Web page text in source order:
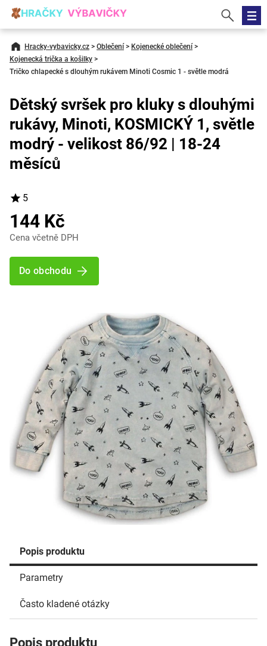
Hracky-vybavicky.cz > Oblečení > Kojenecké oblečení >
Kojenecká trička a košilky >
Tričko chlapecké s dlouhým rukávem Minoti Cosmic 1 - světle modrá
Popis produktu
Parametry
Často kladené otázky
Popis produktu
Dětský svršek pro kluky s dlouhými
rukávy, Minoti, KOSMICKÝ 1, světle
modrý - velikost 86/92 | 18-24
měsíců
5
144 Kč
Cena včetně DPH
Do obchodu